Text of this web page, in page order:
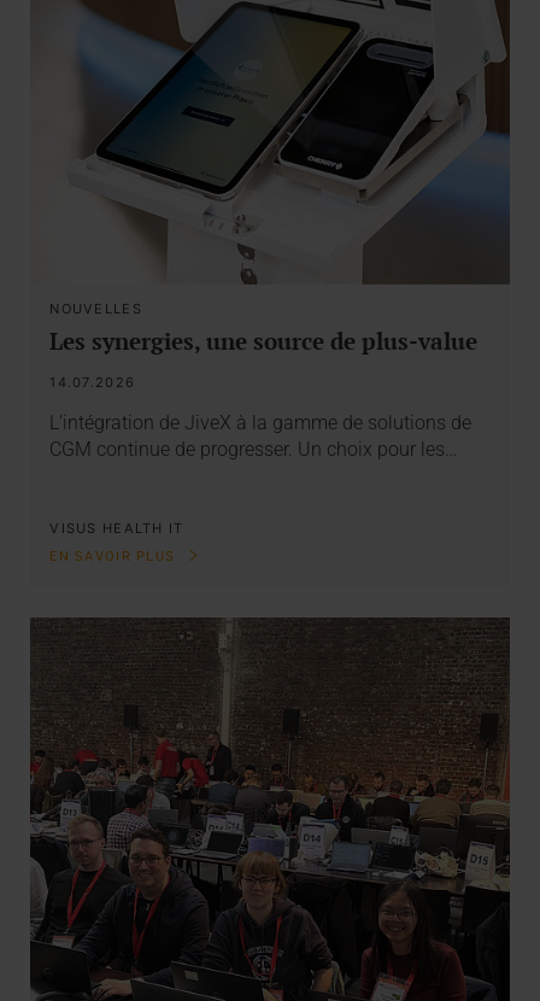
NOUVELLES
Les synergies, une source de plus-value
14.07.2026
L’intégration de JiveX à la gamme de solutions de
CGM continue de progresser. Un choix pour les…
VISUS HEALTH IT
EN SAVOIR PLUS